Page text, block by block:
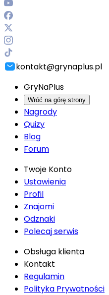
kontakt@grynaplus.pl
GryNaPlus
Wróć na górę strony
Nagrody
Quizy
Blog
Forum
Twoje Konto
Ustawienia
Profil
Znajomi
Odznaki
Polecaj serwis
Obsługa klienta
Kontakt
Regulamin
Polityka Prywatności